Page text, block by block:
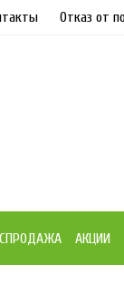
Отказ от
АКЦИИ